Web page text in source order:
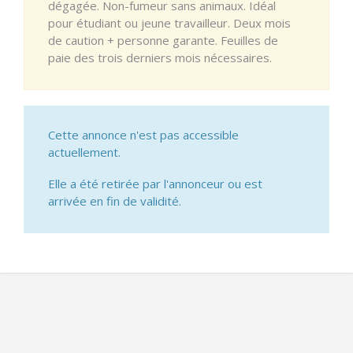
dégagée. Non-fumeur sans animaux. Idéal
pour étudiant ou jeune travailleur. Deux mois
de caution + personne garante. Feuilles de
paie des trois derniers mois nécessaires.
Cette annonce n'est pas accessible
actuellement.
Elle a été retirée par l'annonceur ou est
arrivée en fin de validité.